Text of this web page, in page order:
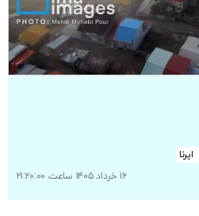
ایرنا
۱۶ خرداد ۱۴۰۵ ساعت ۲۱:۲۰:۰۰